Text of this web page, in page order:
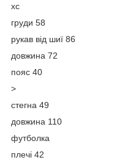
хс
груди 58
рукав від шиї 86
довжина 72
пояс 40
>
стегна 49
довжина 110
футболка
плечі 42